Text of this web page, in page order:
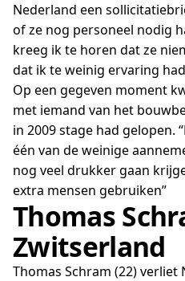
Nederland een
of ze nog personeel nodig
kreeg ik te horen dat ze
dat ik te weinig ervaring
Op een gegeven moment
met iemand van het
in 2009 stage had gelopen.
één van de weinige
nog veel drukker gaan
extra mensen gebruiken”
Thomas
Zwitserland
Thomas Schram (22) verliet